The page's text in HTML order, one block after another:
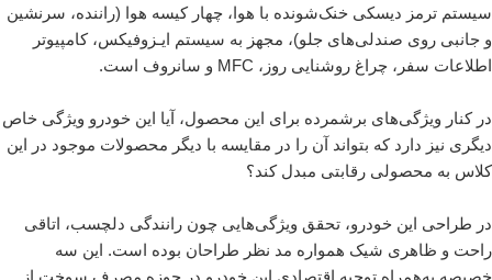
سیستم ترمز دیسکی خنک‌شونده با هوا، چهار کیسه هوا (راننده، سرنشین
و جانبی روی صندلی‌های جلو)، مجهز به سیستم ایـزوفیکس، کامپیوتر
اطلاعات سفر، چراغ روشنایی روز، MFC و سانروف است.
در کنار ویژگی‌های برشمرده برای این محصول، آیا این خودرو ویژگی خاص
دیگری نیز دارد که بتواند آن را در مقایسه با دیگر محصولات موجود در این
کلاس به محصولی رقابتی مبدل کند؟
در طراحی این خودرو، تحقق ویژگی‌هایی چون رانندگی دلچسب، اتاقی
راحت و ظاهری شیک همواره مد نظر طراحان بوده است. این سه
خصیصه به‌همراه توجیه اقتصادی این خودرو در حوزه مصرف سوخت از